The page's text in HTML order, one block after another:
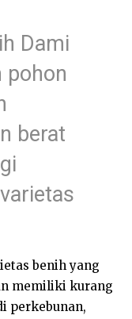
Dami
pohon
berat
benih yang
memiliki kurang
perkebunan,